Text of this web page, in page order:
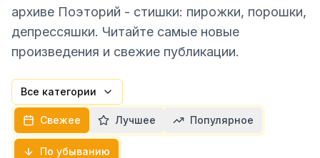
архиве Поэторий - стишки: пирожки, порошки,
депрессяшки. Читайте самые новые
произведения и свежие публикации.
Все категории
Свежее Лучшее Популярное
По убыванию